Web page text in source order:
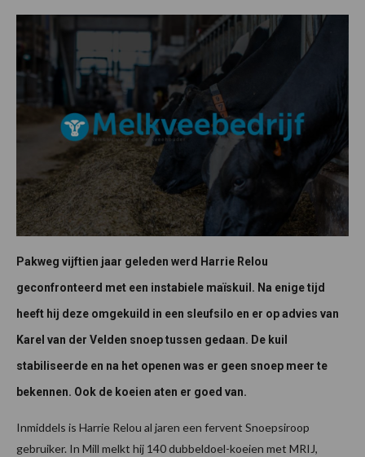
Pakweg vijftien jaar geleden werd Harrie Relou
geconfronteerd met een instabiele maïskuil. Na enige tijd
heeft hij deze omgekuild in een sleufsilo en er op advies van
Karel van der Velden snoep tussen gedaan. De kuil
stabiliseerde en na het openen was er geen snoep meer te
bekennen. Ook de koeien aten er goed van.
Inmiddels is Harrie Relou al jaren een fervent Snoepsiroop
gebruiker. In Mill melkt hij 140 dubbeldoel-koeien met MRIJ,